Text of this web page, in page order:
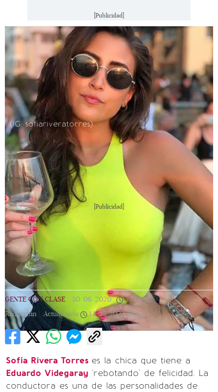
[Publicidad]
(IG: sofiariveratorres)
[Publicidad]
GENTE CON CLASE 30/06/2020 | 23:55 |
Redacción |
Actualizada 14/05/2023 01:47
Sofía Rivera Torres es la chica que tiene a
Eduardo Videgaray 'rebotando' de felicidad. La
conductora es una de las personalidades de